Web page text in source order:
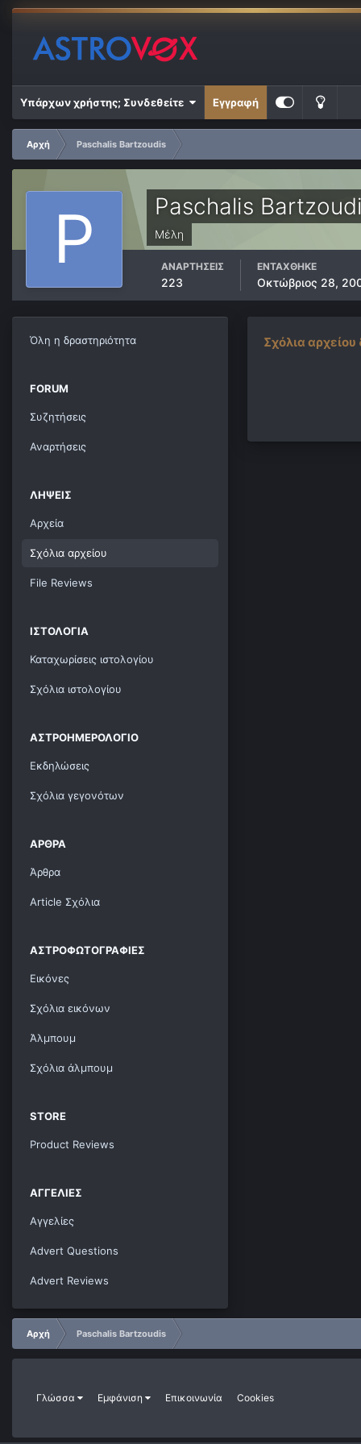
Υπάρχων χρήστης; Συνδεθείτε Εγγραφή
Αρχή
Paschalis Bartzoudis
Paschalis
Μέλη
ΑΝΑΡΤΉΣΕΙΣ
223
ΕΝΤΆΧΘΗΚΕ
Οκτώβριος 28,
Όλη η δραστηριότητα
FORUM
Συζητήσεις
Αναρτήσεις
ΛΉΨΕΙΣ
Αρχεία
Σχόλια αρχείου
File Reviews
ΙΣΤΟΛΌΓΙΑ
Καταχωρίσεις ιστολογίου
Σχόλια ιστολογίου
ΑΣΤΡΟΗΜΕΡΟΛΌΓΙΟ
Εκδηλώσεις
Σχόλια γεγονότων
ΆΡΘΡΑ
Άρθρα
Article Σχόλια
ΑΣΤΡΟΦΩΤΟΓΡΑΦΊΕΣ
Εικόνες
Σχόλια εικόνων
Άλμπουμ
Σχόλια άλμπουμ
STORE
Product Reviews
ΑΓΓΕΛΊΕΣ
Αγγελίες
Advert Questions
Advert Reviews
Σχόλια
Αρχή Paschalis Bartzoudis
Γλώσσα Εμφάνιση Επικοινωνία Cookies